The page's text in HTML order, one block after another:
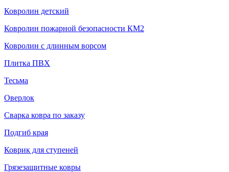
Ковролин детский
Ковролин пожарной безопасности КМ2
Ковролин с длинным ворсом
Плитка ПВХ
Тесьма
Оверлок
Сварка ковра по заказу
Подгиб края
Коврик для ступеней
Грязезащитные ковры